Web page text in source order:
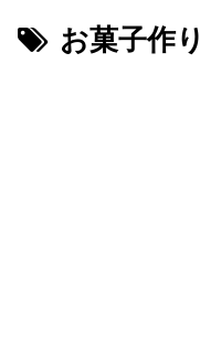
お菓子作り